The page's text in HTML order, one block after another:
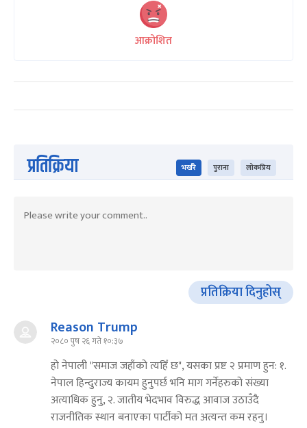
आक्रोशित
प्रतिक्रिया भर्खरै पुराना लोकप्रिय
प्रतिक्रिया दिनुहोस्
Reason Trump
२०८० पुष २६ गते १०:३७
हो नेपाली "समाज जहाँको त्यहिँ छ", यसका प्रष्ट २ प्रमाण हुन: १.
नेपाल हिन्दुराज्य कायम हुनुपर्छ भनि माग गर्नेहरुको संख्या
अत्याधिक हुनु, २. जातीय भेदभाव विरुद्ध आवाज उठाउँदै
राजनीतिक स्थान बनाएका पार्टीको मत अत्यन्त कम रहनु।